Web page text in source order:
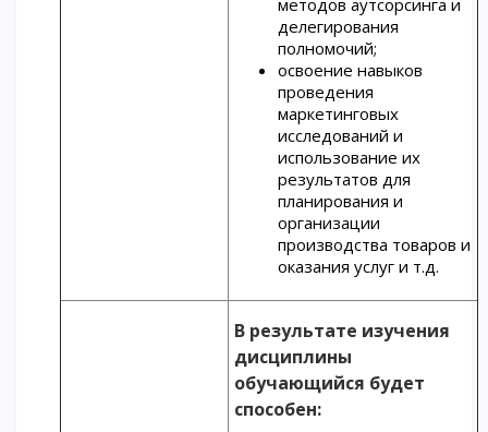
методов аутсорсинга и
делегирования
полномочий;
освоение навыков
проведения
маркетинговых
исследований и
использование их
результатов для
планирования и
организации
производства товаров и
оказания услуг и т.д.
В результате изучения
дисциплины
обучающийся будет
способен: